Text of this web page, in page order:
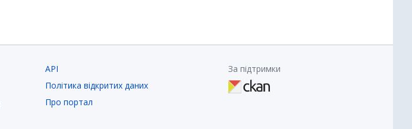
API
Політика відкритих даних
Про портал
За підтримки